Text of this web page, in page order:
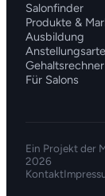
Salonfinder
Produkte &
Ausbildung
Gehaltsrechner
Für Salons
Ein Projekt der
2026
Kontakt